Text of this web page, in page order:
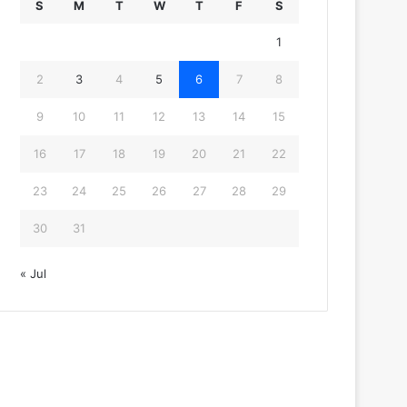
S M T W T F S
1
2 3 4 5 6 7 8
9 10 11 12 13 14 15
16 17 18 19 20 21 22
23 24 25 26 27 28 29
30 31
« Jul